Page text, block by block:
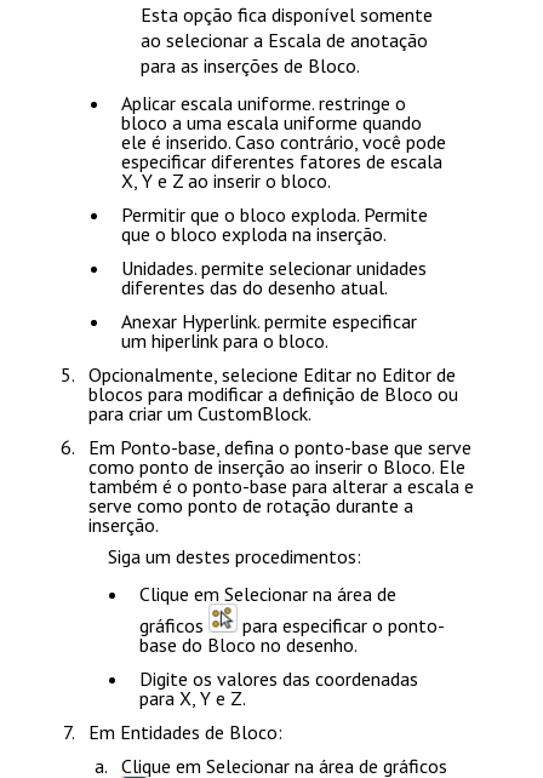
Esta opção fica disponível somente
ao selecionar a Escala de anotação
para as inserções de Bloco.
Aplicar escala uniforme. restringe o
bloco a uma escala uniforme quando
ele é inserido. Caso contrário, você pode
especificar diferentes fatores de escala
X, Y e Z ao inserir o bloco.
Permitir que o bloco exploda. Permite
que o bloco exploda na inserção.
Unidades. permite selecionar unidades
diferentes das do desenho atual.
Anexar Hyperlink. permite especificar
um hiperlink para o bloco.
Opcionalmente, selecione Editar no Editor de
blocos para modificar a definição de Bloco ou
para criar um CustomBlock.
Em Ponto-base , defina o ponto-base que serve
como ponto de inserção ao inserir o Bloco. Ele
também é o ponto-base para alterar a escala e
serve como ponto de rotação durante a
inserção.
Siga um destes procedimentos:
Clique emSelecionar na área de
gráficos
para especificar o ponto-
base do Bloco no desenho.
Digite os valores das coordenadas
para X ,Y e Z.
Em Entidades de Bloco:
Clique emSelecionar na área de gráficos